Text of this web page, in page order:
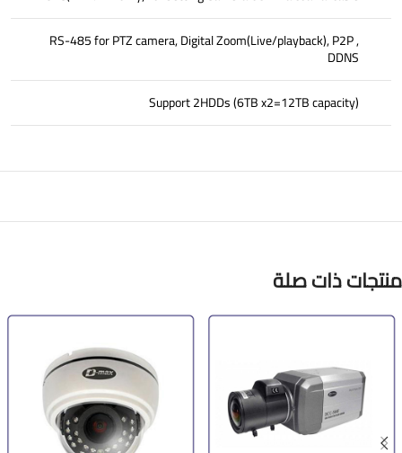
RS-485 for PTZ camera, Digital Zoom(Live/playback), P2P ,
DDNS
Support 2HDDs (6TB x2=12TB capacity)
منتجات ذات صلة